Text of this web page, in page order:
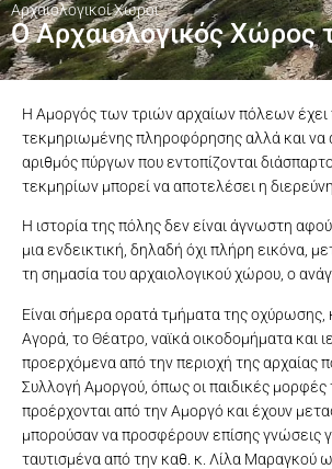
Αρχαιολογικοί Χώροι
Ο Αρχαιολογικός Χώρος
Η Αμοργός των τριών αρχαίων πόλεων έχει
τεκμηριωμένης πληροφόρησης αλλά και να
αριθμός πύργων που εντοπίζονται
τεκμηρίων μπορεί να αποτελέσει η
Η ιστορία της πόλης δεν είναι άγνωστη
μια ενδεικτική, δηλαδή όχι πλήρη εικόνα,
τη σημασία του αρχαιολογικού χώρου, ο
Είναι σήμερα ορατά τμήματα της
Αγορά, το Θέατρο, ναϊκά οικοδομήματα και
προερχόμενα από την περιοχή της αρχαίας
Συλλογή Αμοργού, όπως οι παιδικές μορφές
προέρχονται από την Αμοργό και έχουν
μπορούσαν να προσφέρουν επίσης γνώσεις
ταυτισμένα από την καθ. κ. Λίλα Μαραγκού